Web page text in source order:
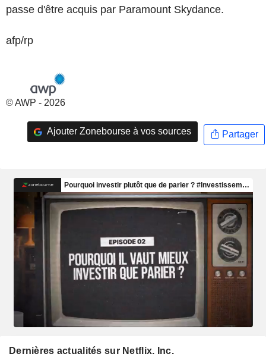
passe d'être acquis par Paramount Skydance.
afp/rp
© AWP - 2026
Ajouter Zonebourse à vos sources Partager
Dernières actualités sur Netflix, Inc.